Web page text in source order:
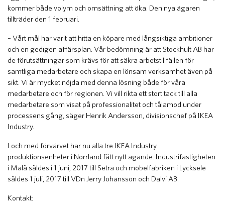
kommer både volym och omsättning att öka. Den nya ägaren
tillträder den 1 februari.
– Vårt mål har varit att hitta en köpare med långsiktiga ambitioner
och en gedigen affärsplan. Vår bedömning är att Stockhult AB har
de förutsättningar som krävs för att säkra arbetstillfällen för
samtliga medarbetare och skapa en lönsam verksamhet även på
sikt. Vi är mycket nöjda med denna lösning både för våra
medarbetare och för regionen. Vi vill rikta ett stort tack till alla
medarbetare som visat på professionalitet och tålamod under
processens gång, säger Henrik Andersson, divisionschef på IKEA
Industry.
I och med förvärvet har nu alla tre IKEA Industry
produktionsenheter i Norrland fått nytt ägande. Industrifastigheten
i Malå såldes i 1 juni, 2017 till Setra och möbelfabriken i Lycksele
såldes 1 juli, 2017 till VDn Jerry Johansson och Dalvi AB.
Kontakt: